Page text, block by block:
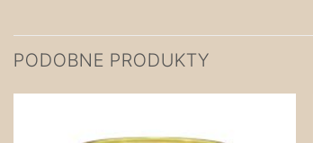
PODOBNE PRODUKTY